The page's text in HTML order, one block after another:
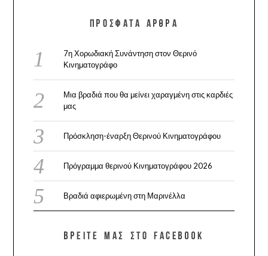
ΠΡΌΣΦΑΤΑ ΆΡΘΡΑ
7η Χορωδιακή Συνάντηση στον Θερινό
Κινηματογράφο
Μια βραδιά που θα μείνει χαραγμένη στις καρδιές
μας
Πρόσκληση-έναρξη Θερινού Κινηματογράφου
Πρόγραμμα θερινού Κινηματογράφου 2026
Βραδιά αφιερωμένη στη Μαρινέλλα
ΒΡΕΊΤΕ ΜΑΣ ΣΤΟ FACEBOOK